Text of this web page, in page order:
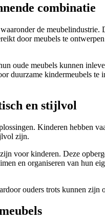
combinatie
de
door meubels te
oude meubels kunnen
duurzame kindermeubels
en stijlvol
Kinderen hebben
zijn.
voor kinderen. Deze
en organiseren van hun
ouders trots kunnen zijn